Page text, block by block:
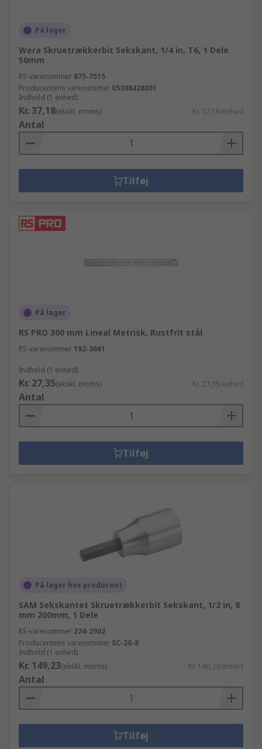
På lager
Wera Skruetrækkerbit Sekskant, 1/4 in, T6, 1 Dele
50mm
RS-varenummer 875-7515
Producentens varenummer 05308428001
Indhold (1 enhed)
Kr. 37,18(ekskl. moms) Kr. 37,18/enhed
Antal
Tilføj
På lager
RS PRO 300 mm Lineal Metrisk, Rustfrit stål
RS-varenummer 192-3661
Indhold (1 enhed)
Kr. 27,35(ekskl. moms) Kr. 27,35/enhed
Antal
Tilføj
På lager hos producent
SAM Sekskantet Skruetrækkerbit Sekskant, 1/2 in, 8
mm 200mm, 1 Dele
RS-varenummer 224-2902
Producentens varenummer SC-20-8
Indhold (1 enhed)
Kr. 149,23(ekskl. moms) Kr. 149,23/enhed
Antal
Tilføj